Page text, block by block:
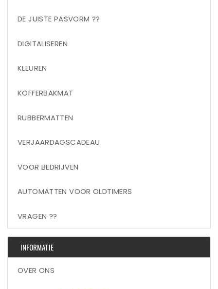
DE JUISTE PASVORM ??
DIGITALISEREN
KLEUREN
KOFFERBAKMAT
RUBBERMATTEN
VERJAARDAGSCADEAU
VOOR BEDRIJVEN
AUTOMATTEN VOOR OLDTIMERS
VRAGEN ??
INFORMATIE
OVER ONS